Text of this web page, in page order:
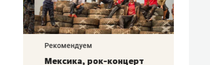
Рекомендуем
Мексика, рок-концерт